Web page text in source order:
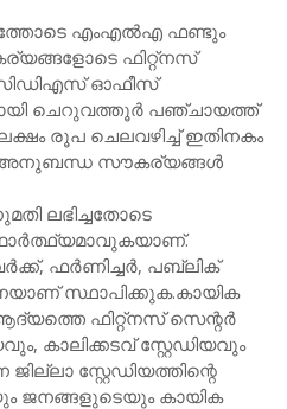
എംഎൽഎ ഫണ്ടും
ഫിറ്റ്നസ്
സിഡിഎസ് ഓഫീസ്
ചെറുവത്തൂർ പഞ്ചായത്ത്
രൂപ ചെലവഴിച്ച് ഇതിനകം
അനുബന്ധ സൗകര്യങ്ങൾ
ലഭിച്ചതോടെ
ഫർണിച്ചർ, പബ്ലിക്
സ്ഥാപിക്കുക.കായിക
ഫിറ്റ്നസ് സെന്റർ
കാലിക്കടവ് സ്റ്റേഡിയവും
സ്റ്റേഡിയത്തിന്റെ
ജനങ്ങളുടെയും കായിക